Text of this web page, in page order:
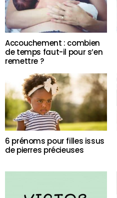
Accouchement : combien
de temps faut-il pour s’en
remettre ?
6 prénoms pour filles issus
de pierres précieuses